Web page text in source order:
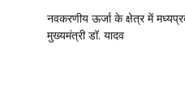
नवकरणीय ऊर्जा के क्षेत्र में
मुख्यमंत्री डॉ. यादव